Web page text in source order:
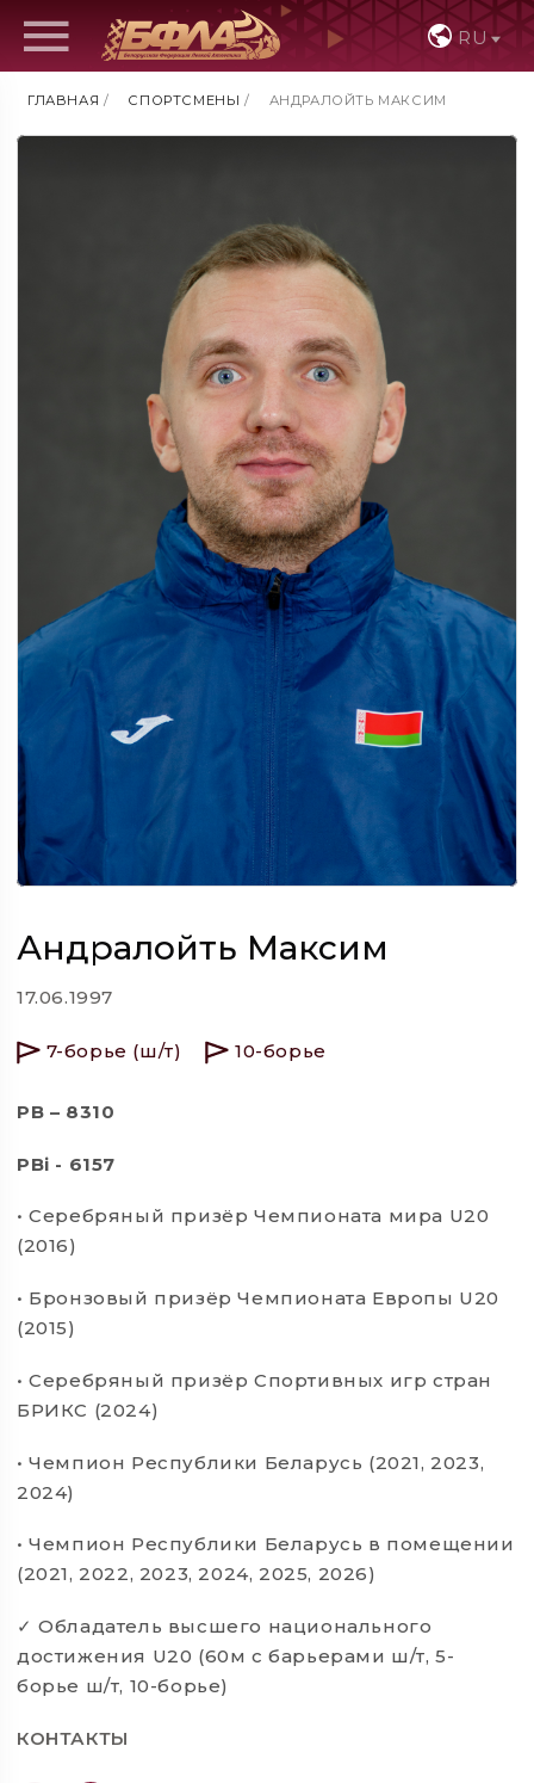
RU
ГЛАВНАЯ / СПОРТСМЕНЫ / АНДРАЛОЙТЬ МАКСИМ
Андралойть Максим
17.06.1997
7-борье (ш/т) 10-борье
PB – 8310
PBi - 6157
• Серебряный призёр Чемпионата мира U20
(2016)
• Бронзовый призёр Чемпионата Европы U20
(2015)
• Серебряный призёр Спортивных игр стран
БРИКС (2024)
• Чемпион Республики Беларусь (2021, 2023,
2024)
• Чемпион Республики Беларусь в помещении
(2021, 2022, 2023, 2024, 2025, 2026)
✓Обладатель высшего национального
достижения U20 (60м с барьерами ш/т, 5-
борье ш/т, 10-борье)
КОНТАКТЫ